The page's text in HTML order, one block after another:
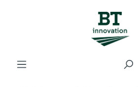
Zum Hauptinhalt springen